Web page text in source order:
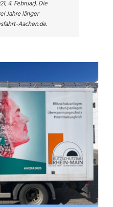
4. Februar).Die
Jahre länger
Aachen.de.